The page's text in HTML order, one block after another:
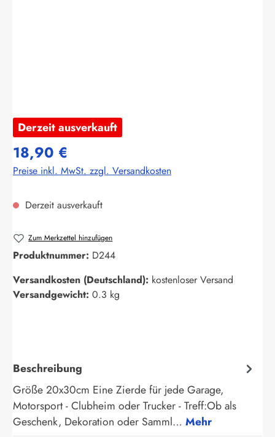
Derzeit ausverkauft
18,90 €
Preise inkl. MwSt. zzgl. Versandkosten
Derzeit ausverkauft
Zum Merkzettel hinzufügen
Produktnummer: D244
Versandkosten (Deutschland): kostenloser Versand
Versandgewicht: 0.3 kg
Beschreibung
Größe 20x30cm Eine Zierde für jede Garage,
Motorsport - Clubheim oder Trucker - Treff:Ob als
Geschenk, Dekoration oder Samml… Mehr